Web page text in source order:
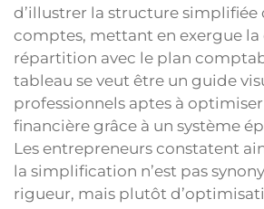
d’illustrer la structure simplifiée
comptes, mettant en exergue
répartition avec le plan
tableau se veut être un guide
professionnels aptes à
financière grâce à un système
Les entrepreneurs constatent
la simplification n’est pas
rigueur, mais plutôt